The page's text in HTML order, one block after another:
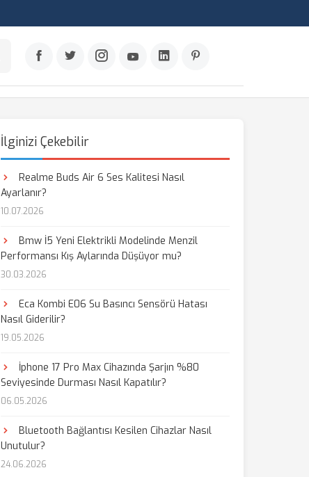
İlginizi Çekebilir
Realme Buds Air 6 Ses Kalitesi Nasıl
Ayarlanır?
10.07.2026
Bmw İ5 Yeni Elektrikli Modelinde Menzil
Performansı Kış Aylarında Düşüyor mu?
30.03.2026
Eca Kombi E06 Su Basıncı Sensörü Hatası
Nasıl Giderilir?
19.05.2026
İphone 17 Pro Max Cihazında Şarjın %80
Seviyesinde Durması Nasıl Kapatılır?
06.05.2026
Bluetooth Bağlantısı Kesilen Cihazlar Nasıl
Unutulur?
24.06.2026